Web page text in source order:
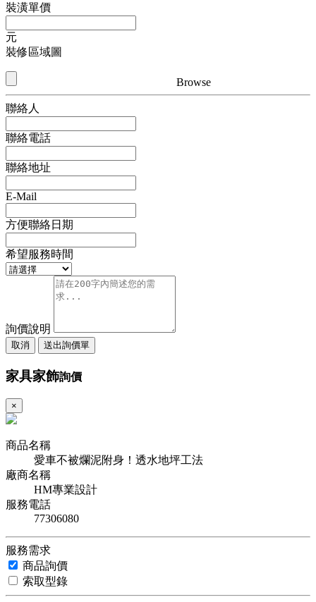
裝潢單價
元
裝修區域圖
Browse
聯絡人
聯絡電話
聯絡地址
E-Mail
方便聯絡日期
希望服務時間
詢價說明
取消 送出詢價單
家具家飾詢價
×
商品名稱
愛車不被爛泥附身！透水地坪工法
廠商名稱
HM專業設計
服務電話
77306080
服務需求
商品詢價
索取型錄